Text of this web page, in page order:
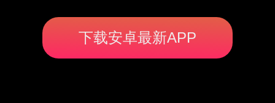
下载安卓最新APP